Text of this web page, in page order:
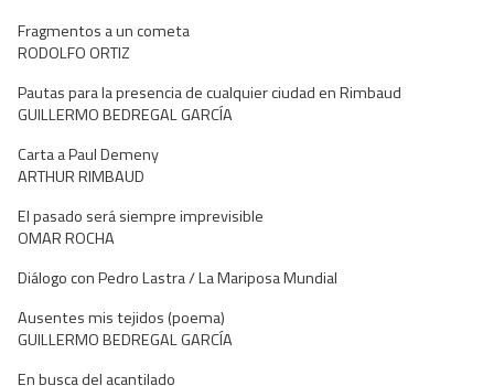
Fragmentos a un cometa
RODOLFO ORTIZ
Pautas para la presencia de cualquier ciudad en Rimbaud
GUILLERMO BEDREGAL GARCÍA
Carta a Paul Demeny
ARTHUR RIMBAUD
El pasado será siempre imprevisible
OMAR ROCHA
Diálogo con Pedro Lastra / La Mariposa Mundial
Ausentes mis tejidos (poema)
GUILLERMO BEDREGAL GARCÍA
En busca del acantilado